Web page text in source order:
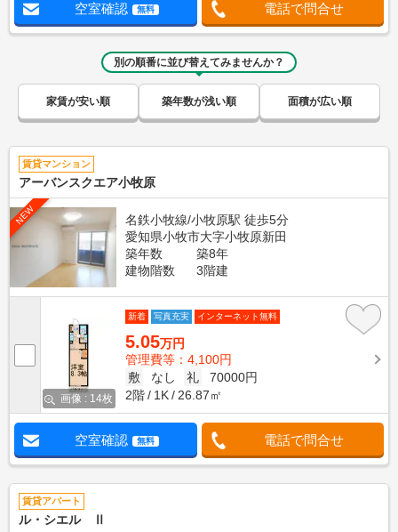
空室確認 無料 電話で問合せ
別の順番に並び替えてみませんか？
家賃が安い順 築年数が浅い順 面積が広い順
賃貸マンション
アーバンスクエア小牧原
NEW
名鉄小牧線/小牧原駅 徒歩5分
愛知県小牧市大字小牧原新田
築年数
築8年
建物階数
3階建
画像 : 14枚
新着 写真充実 インターネット無料
5.05万円
管理費等：4,100円
敷
なし 礼
70000円
2階
1K 26.87㎡
空室確認 無料 電話で問合せ
賃貸アパート
ル・シエル Ⅱ